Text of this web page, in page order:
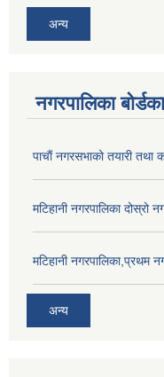
अन्य
नगरपालिका
पाचाैं नगरसभाको तयारी तथा
मटिहानी नगरपालिका
मटिहानी नगरपालिका,प्रथम
अन्य